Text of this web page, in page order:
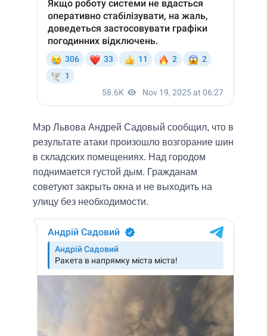
Мэр Львова Андрей Садовый сообщил, что в
результате атаки произошло возгорание шин
в складских помещениях. Над городом
поднимается густой дым. Гражданам
советуют закрыть окна и не выходить на
улицу без необходимости.